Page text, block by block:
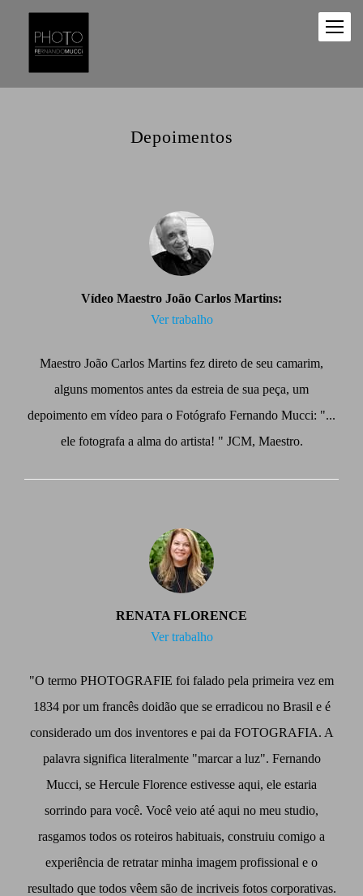
Depoimentos
Maestro João Carlos Martins fez direto de seu camarim,
alguns momentos antes da estreia de sua peça, um
depoimento em vídeo para o Fotógrafo Fernando Mucci: "...
ele fotografa a alma do artista! " JCM, Maestro.
Vídeo Maestro João Carlos Martins:
Ver trabalho
"O termo PHOTOGRAFIE foi falado pela primeira vez em
1834 por um francês doidão que se erradicou no Brasil e é
considerado um dos inventores e pai da FOTOGRAFIA. A
palavra significa literalmente "marcar a luz". Fernando
Mucci, se Hercule Florence estivesse aqui, ele estaria
sorrindo para você. Você veio até aqui no meu studio,
rasgamos todos os roteiros habituais, construiu comigo a
experiência de retratar minha imagem profissional e o
resultado que todos vêem são de incriveis fotos corporativas.
RENATA FLORENCE
Ver trabalho